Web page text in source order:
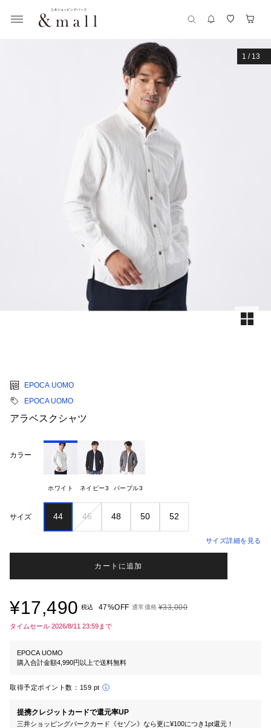
1 / 13
EPOCA UOMO
EPOCA UOMO
アラベスクシャツ
カラー
ホワイト ネイビー3 パープル3
サイズ 44 46 48 50 52
サイズ詳細を見る
カートに追加
¥17,490 税込 47%OFF 通常価格 ¥33,000
タイムセール 2026/8/11 23:59まで
EPOCA UOMO
購入合計金額4,990円以上で送料無料
取得予定ポイント数： 159 pt
提携クレジットカードで還元率UP
三井ショッピングパークカード《セゾン》なら更に¥100につき1pt還元！